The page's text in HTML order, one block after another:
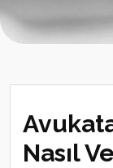
Nasıl